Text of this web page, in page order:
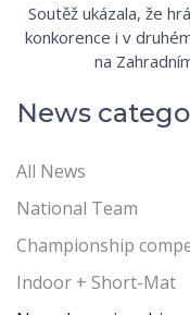
Soutěž ukázala, že
konkorence i v
na
News
All News
National Team
Championship
Indoor + Short-Mat